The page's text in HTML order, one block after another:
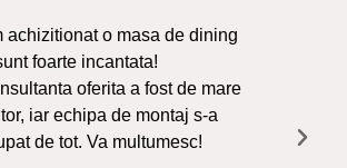
achizitionat o masa de dining
foarte incantata!
oferita a fost de mare
iar echipa de montaj s-a
de tot. Va multumesc!